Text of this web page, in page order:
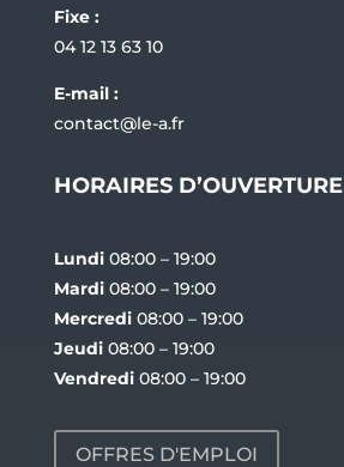
Fixe :
04 12 13 63 10
E-mail :
contact@le-a.fr
HORAIRES D’OUVERTURE
Lundi08:00 – 19:00
Mardi08:00 – 19:00
Mercredi08:00 – 19:00
Jeudi08:00 – 19:00
Vendredi08:00 – 19:00
OFFRES D'EMPLOI